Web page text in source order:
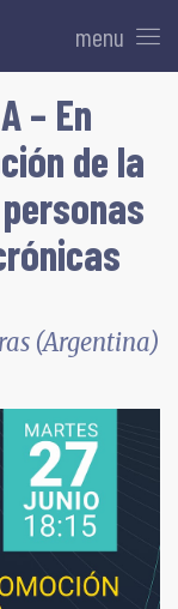
menu
– En
de la
(Argentina)